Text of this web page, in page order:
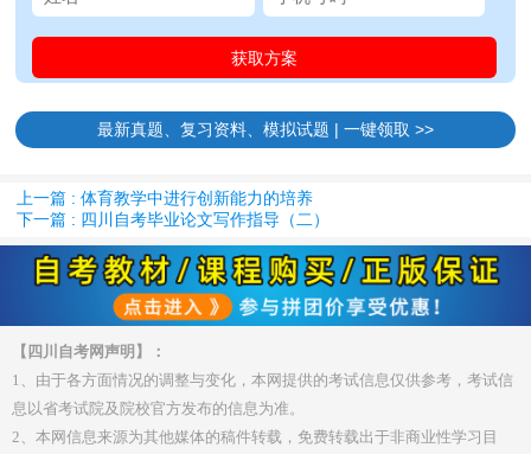
最新真题、复习资料、模拟试题 | 一键领取 >>
上一篇 : 体育教学中进行创新能力的培养
下一篇 : 四川自考毕业论文写作指导（二）
【四川自考网声明】：
1、由于各方面情况的调整与变化，本网提供的考试信息仅供参考，考试信
息以省考试院及院校官方发布的信息为准。
2、本网信息来源为其他媒体的稿件转载，免费转载出于非商业性学习目